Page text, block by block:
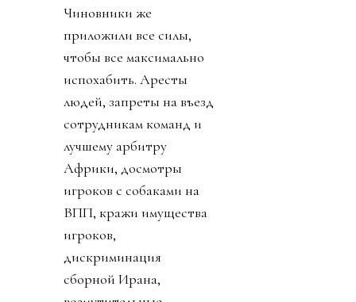
Чиновники же
приложили все силы,
чтобы все максимально
испохабить. Аресты
людей, запреты на въезд
сотрудникам команд и
лучшему арбитру
Африки, досмотры
игроков с собаками на
ВПП, кражи имущества
игроков,
дискриминация
сборной Ирана,